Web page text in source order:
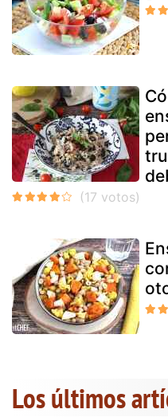
Los últimos